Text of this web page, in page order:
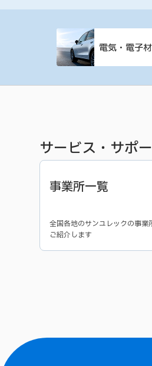
電気・電子
サービス・サポ
事業所一覧
全国各地のサンユレックの事業
ご紹介します